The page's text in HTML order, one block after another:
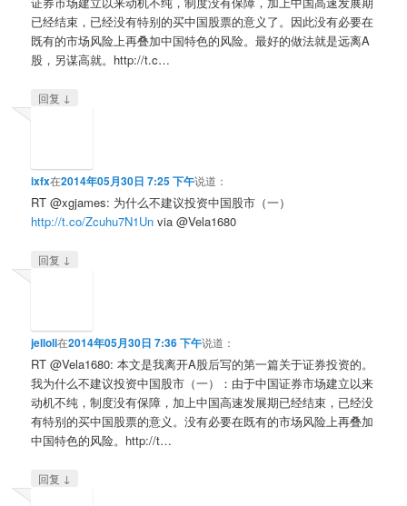
已经结束，已经没有特别的买中国股票的意义了。因此没有必要在
既有的市场风险上再叠加中国特色的风险。最好的做法就是远离A
股，另谋高就。http://t.c…
回复 ↓
ixfx在2014年05月30日 7:25 下午说道：
RT @xgjames: 为什么不建议投资中国股市（一）
http://t.co/Zcuhu7N1Un via @Vela1680
回复 ↓
jelloli在2014年05月30日 7:36 下午说道：
RT @Vela1680: 本文是我离开A股后写的第一篇关于证券投资的。
我为什么不建议投资中国股市（一）：由于中国证券市场建立以来
动机不纯，制度没有保障，加上中国高速发展期已经结束，已经没
有特别的买中国股票的意义。没有必要在既有的市场风险上再叠加
中国特色的风险。http://t…
回复 ↓